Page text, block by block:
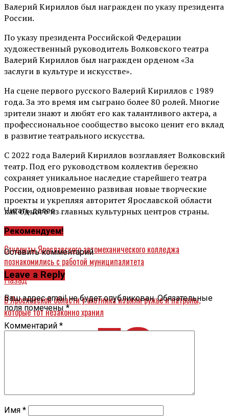
Валерий Кириллов был награжден по указу президента
России.
По указу президента Российской Федерации
художественный руководитель Волковского театра
Валерий Кириллов был награжден орденом «За
заслуги в культуре и искусстве».
На сцене первого русского Валерий Кириллов с 1989
года. За это время им сыграно более 80 ролей. Многие
зрители знают и любят его как талантливого актера, а
профессиональное сообщество высоко ценит его вклад
в развитие театрального искусства.
С 2022 года Валерий Кириллов возглавляет Волковский
театр. Под его руководством коллектив бережно
сохраняет уникальное наследие старейшего театра
России, одновременно развивая новые творческие
проекты и укрепляя авторитет Ярославской области
как одного из главных культурных центров страны.
Вперед
Студенты Ярославского автомеханического колледжа
познакомились с работой муниципалитета
Назад
В Ярославской области у охотника изъяли ружье и патроны,
которые тот незаконно хранил
Читать далее ...
Рекомендуем!
Оставить комментарий
Leave a Reply
Ваш адрес email не будет опубликован. Обязательные
поля помечены *
Комментарий *
Имя *